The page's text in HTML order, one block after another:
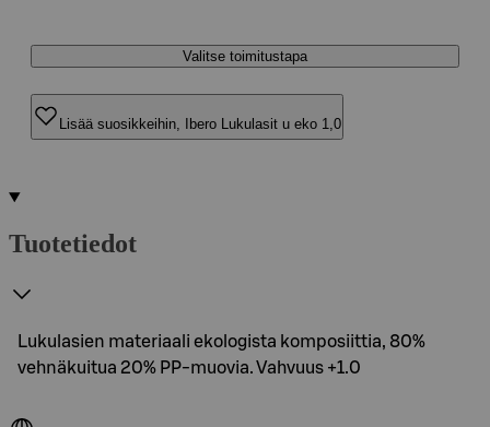
Valitse toimitustapa
Lisää suosikkeihin, Ibero Lukulasit u eko 1,0
Tuotetiedot
Lukulasien materiaali ekologista komposiittia, 80%
vehnäkuitua 20% PP-muovia. Vahvuus +1.0